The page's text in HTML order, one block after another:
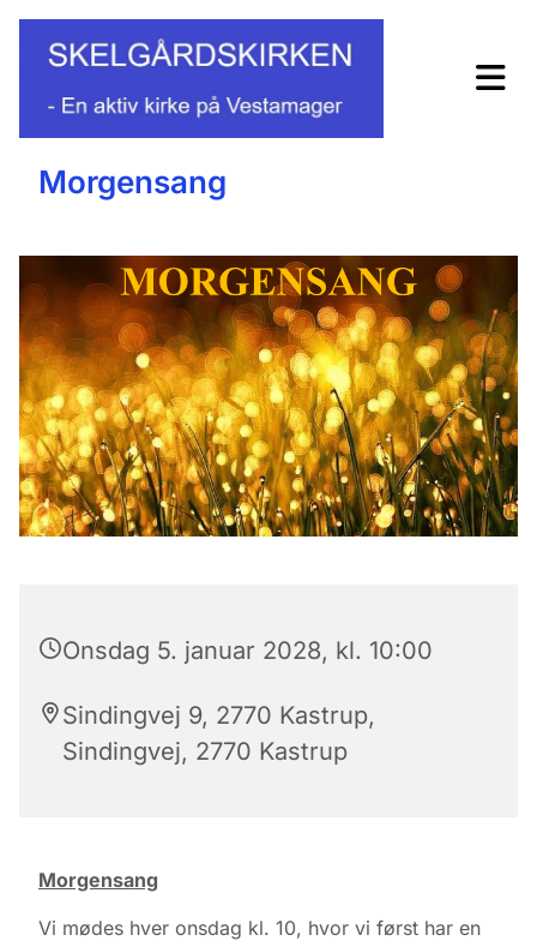
Morgensang
Onsdag 5. januar 2028, kl. 10:00
Sindingvej 9, 2770 Kastrup,
Sindingvej, 2770 Kastrup
Morgensang
Vi mødes hver onsdag kl. 10, hvor vi først har en